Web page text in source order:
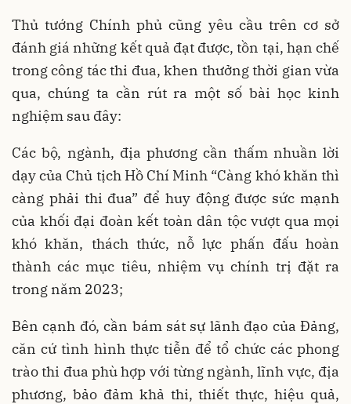
Thủ tướng Chính phủ cũng yêu cầu trên cơ sở
đánh giá những kết quả đạt được, tồn tại, hạn chế
trong công tác thi đua, khen thưởng thời gian vừa
qua, chúng ta cần rút ra một số bài học kinh
nghiệm sau đây:
Các bộ, ngành, địa phương cần thấm nhuần lời
dạy của Chủ tịch Hồ Chí Minh “Càng khó khăn thì
càng phải thi đua” để huy động được sức mạnh
của khối đại đoàn kết toàn dân tộc vượt qua mọi
khó khăn, thách thức, nỗ lực phấn đấu hoàn
thành các mục tiêu, nhiệm vụ chính trị đặt ra
trong năm 2023;
Bên cạnh đó, cần bám sát sự lãnh đạo của Đảng,
căn cứ tình hình thực tiễn để tổ chức các phong
trào thi đua phù hợp với từng ngành, lĩnh vực, địa
phương, bảo đảm khả thi, thiết thực, hiệu quả,